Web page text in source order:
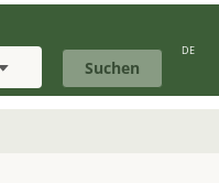
Suchen
DE